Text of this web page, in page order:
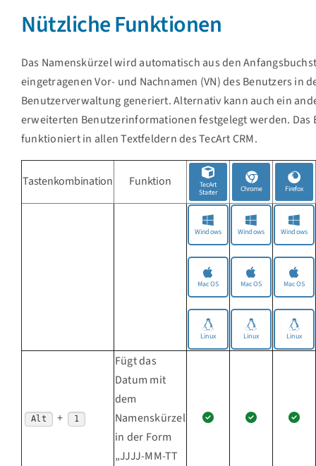
Nützliche Funktionen
Das Namenskürzel wird automatisch aus den
eingetragenen Vor- und Nachnamen (VN) des Benutzers in
Benutzerverwaltung generiert. Alternativ kann auch ein
erweiterten Benutzerinformationen festgelegt werden. Das
funktioniert in allen Textfeldern des TecArt CRM.
Tastenkombination Funktion TecArt
Starter Chrome Firefox
Windows
MacOS
Linux
Windows
MacOS
Linux
Windows
MacOS
Linux
Alt + 1
Fügt das
Datum mit
dem
Namenskürzel
in der Form
„JJJJ-MM-TT